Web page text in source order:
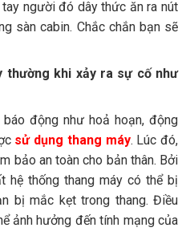
người đó dây thức ăn ra nút
sàn cabin. Chắc chắn bạn sẽ
thường khi xảy ra sự cố như
động như hoả hoạn, động
sử dụng thang máy. Lúc đó,
bảo an toàn cho bản thân. Bởi
hệ thống thang máy có thể bị
bị mắc kẹt trong thang. Điều
ảnh hưởng đến tính mạng của